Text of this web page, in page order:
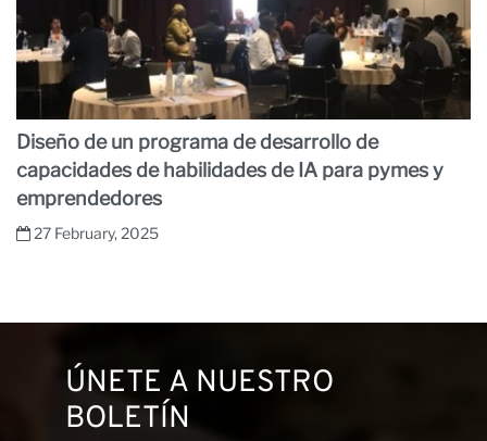
Diseño de un programa de desarrollo de
capacidades de habilidades de IA para pymes y
emprendedores
27 February, 2025
ÚNETE A NUESTRO
BOLETÍN